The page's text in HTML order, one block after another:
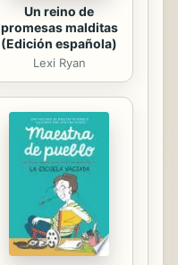
Un reino de
promesas malditas
(Edición española)
Lexi Ryan